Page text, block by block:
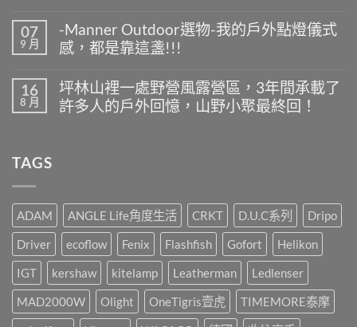
夏
天
露
什
麼
最
好
中
〈-
Manner
Outdoor
選
露
營
桌
這
樣
辦!!!〉
中
無
留
言
07
9 月
-Manner Outdoor選物-我的戶外點燈儀式
感，都是靠這盞!!!
〈-
Manner
Outdoor
選
燈
式
感，
都
是
靠
這
盞!!!〉
中
無
留
言
16
8 月
坪林山裡一處野營風露營區，3年間承載了
許多人的戶外回憶，山野小聚最終回！
處
營
露
營
區，
3
年
間
TAGS
ADAM ANGLE Life角度生活 CRKT D.U.C系列
Dripo
Driver
ecoflow Fenix Flashfish Gofort
Helikon
IGT
kershaw kitelamp Leatherman
Ledlenser
MAD2000W
Olight OneTigris壹虎
TIMEMORE泰摩